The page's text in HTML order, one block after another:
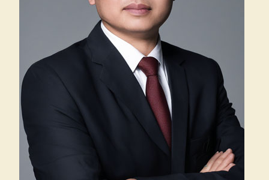
交通事故律师
关于我们